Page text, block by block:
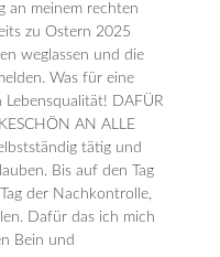
an meinem rechten
zu Ostern 2025
weglassen und die
Was für eine
DAFÜR
AN ALLE
tätig und
Bis auf den Tag
der Nachkontrolle,
Dafür das ich mich
Bein und